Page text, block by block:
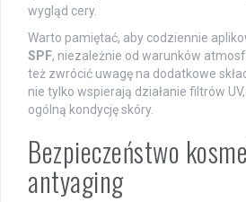
wygląd cery.
Warto pamiętać, aby codziennie
SPF, niezależnie od warunków
też zwrócić uwagę na dodatkowe
nie tylko wspierają działanie filtrów
ogólną kondycję skóry.
Bezpieczeństwo
antyaging